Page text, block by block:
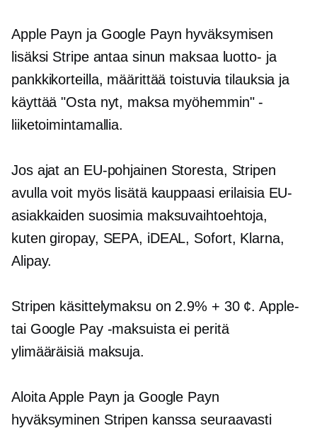
Apple Payn ja Google Payn hyväksymisen
lisäksi Stripe antaa sinun maksaa luotto- ja
pankkikorteilla, määrittää toistuvia tilauksia ja
käyttää "Osta nyt, maksa myöhemmin" -
liiketoimintamallia.
Jos ajat an EU-pohjainen Storesta, Stripen
avulla voit myös lisätä kauppaasi erilaisia ​​EU-
asiakkaiden suosimia maksuvaihtoehtoja,
kuten giropay, SEPA, iDEAL, Sofort, Klarna,
Alipay.
Stripen käsittelymaksu on 2.9% + 30 ¢. Apple-
tai Google Pay -maksuista ei peritä
ylimääräisiä maksuja.
Aloita Apple Payn ja Google Payn
hyväksyminen Stripen kanssa seuraavasti